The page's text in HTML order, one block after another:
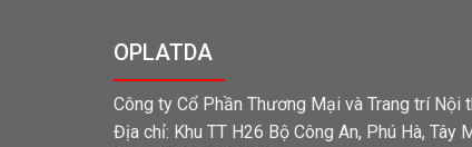
OPLATDA
Công ty Cổ Phần Thương Mại và Trang trí Nội
Địa chỉ: Khu TT H26 Bộ Công An, Phú Hà, Tây